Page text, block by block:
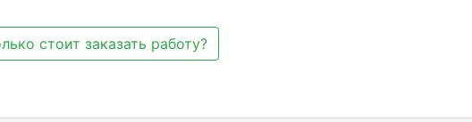
стоит заказать работу?